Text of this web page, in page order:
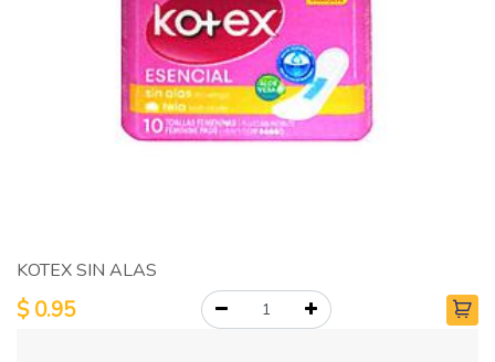
KOTEX SIN ALAS
$0.95